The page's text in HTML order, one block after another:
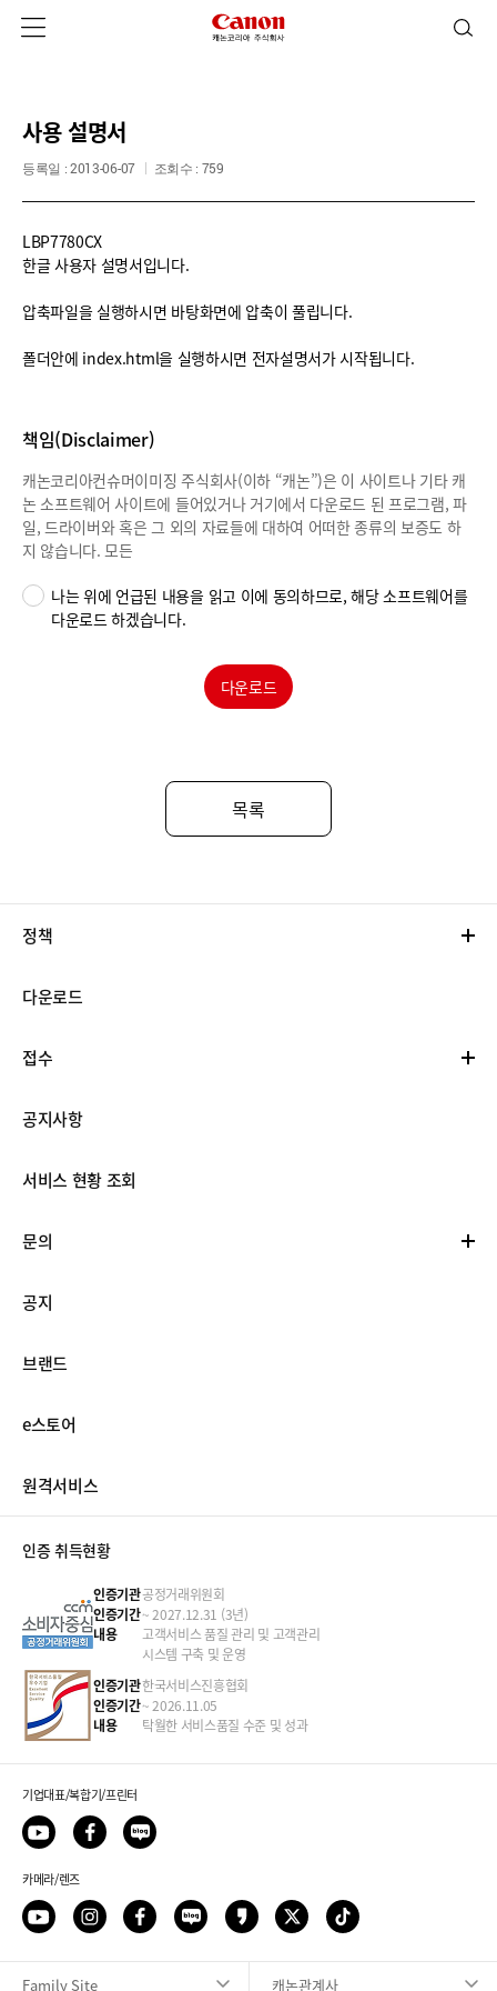
사용 설명서
등록일 : 2013-06-07 조회수 : 759
LBP7780CX
한글 사용자 설명서입니다.
압축파일을 실행하시면 바탕화면에 압축이 풀립니다.
폴더안에 index.html을 실행하시면 전자설명서가 시작됩니다.
책임(Disclaimer)
캐논코리아컨슈머이미징 주식회사(이하 “캐논”)은 이 사이트나 기타 캐
논 소프트웨어 사이트에 들어있거나 거기에서 다운로드 된 프로그램, 파
일, 드라이버와 혹은 그 외의 자료들에 대하여 어떠한 종류의 보증도 하
지 않습니다. 모든
나는 위에 언급된 내용을 읽고 이에 동의하므로, 해당 소프트웨어를
다운로드 하겠습니다.
다운로드
목록
정책
다운로드
접수
공지사항
서비스 현황 조회
문의
공지
브랜드
e스토어
원격서비스
인증 취득현황
인증기관공정거래위원회
인증기간~ 2027.12.31 (3년)
내용
고객서비스 품질 관리 및 고객관리
시스템 구축 및 운영
인증기관한국서비스진흥협회
인증기간~ 2026.11.05
내용
탁월한 서비스품질 수준 및 성과
기업대표/복합기/프린터
카메라/렌즈
Family Site 캐논관계사